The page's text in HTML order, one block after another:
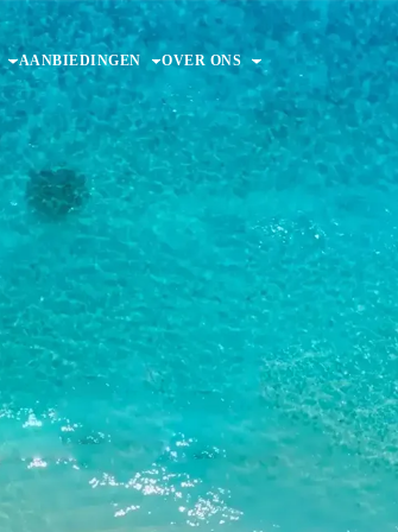
AANBIEDINGEN OVER ONS